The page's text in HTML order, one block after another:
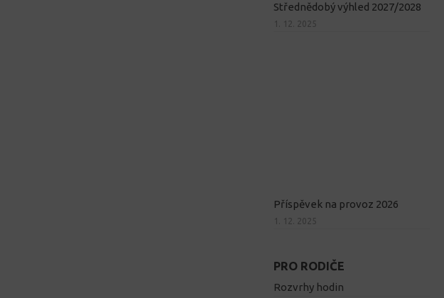
Střednědobý výhled 2027/2028
1. 12. 2025
Příspěvek na provoz 2026
1. 12. 2025
PRO RODIČE
Rozvrhy hodin